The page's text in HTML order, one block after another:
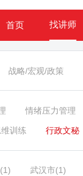
首页 找讲师
战略/宏观/政策
情绪压力管理
训练 行政文秘
武汉市(1)